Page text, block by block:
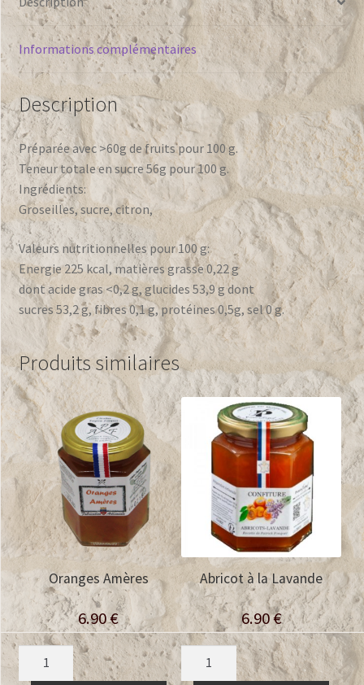
Informations complémentaires
Description
Préparée avec >60g de fruits pour 100 g.
Teneur totale en sucre 56g pour 100 g.
Ingrédients:
Groseilles, sucre, citron,
Valeurs nutritionnelles pour 100 g:
Energie 225 kcal, matières grasse 0,22 g
dont acide gras <0,2 g, glucides 53,9 g dont
sucres 53,2 g, fibres 0,1 g, protéines 0,5g, sel 0 g.
Produits similaires
Oranges Amères
6.90€
Abricot à la Lavande
6.90€
quantité
de